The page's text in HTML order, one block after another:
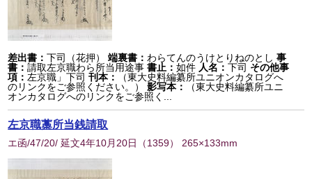
差出書：下司（花押） 端裏書： わらてんのうけとりねのとし 事
書：請取左京職わら所当用途事書止：如件 人名：下司 その他事
項： 左京職」下司刊本：
（東大史料編纂所ユニオンカタログへ
のリンクをご参照ください。）
影写本：
（東大史料編纂所ユニ
オンカタログへのリンクをご参照く...
左京職藁所当銭請取
エ函/47/20/ 延文4年10月20日 （1359） 265×133mm